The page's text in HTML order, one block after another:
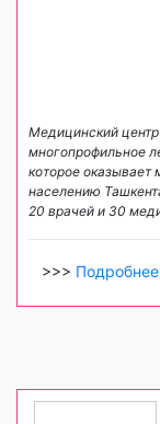
Медицинский
многопрофильное
которое
населению
20 врачей и 30
>>> Подробнее